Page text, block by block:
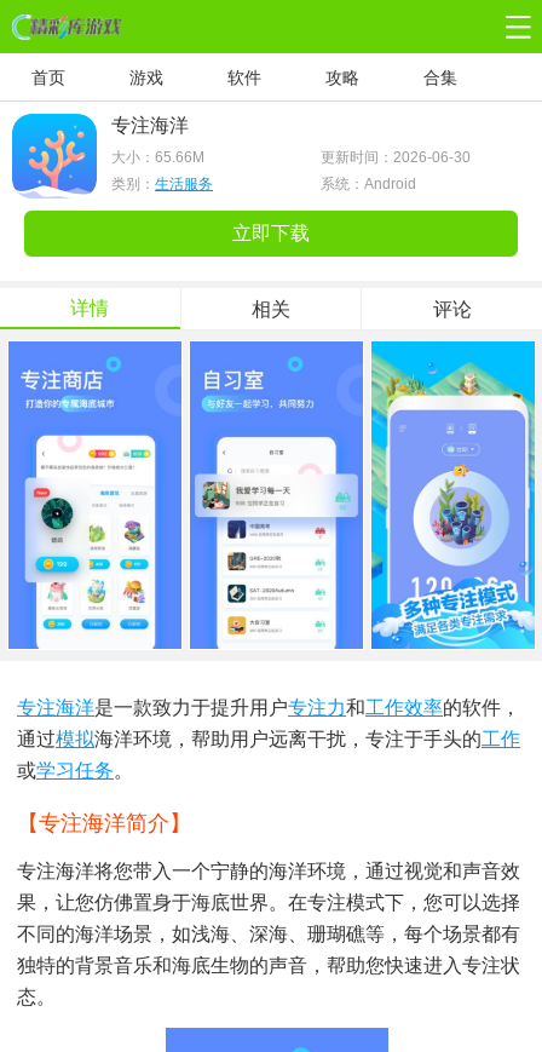
首页 游戏 软件 攻略 合集
专注海洋
大小： 65.66M
更新时间：2026-06-30
类别： 生活服务 系统：Android
立即下载
详情 相关 评论
专注海洋是一款致力于提升用户专注力和工作效率的软件，
通过模拟海洋环境，帮助用户远离干扰，专注于手头的工作
或学习任务。
【专注海洋简介】
专注海洋将您带入一个宁静的海洋环境，通过视觉和声音效
果，让您仿佛置身于海底世界。在专注模式下，您可以选择
不同的海洋场景，如浅海、深海、珊瑚礁等，每个场景都有
独特的背景音乐和海底生物的声音，帮助您快速进入专注状
态。